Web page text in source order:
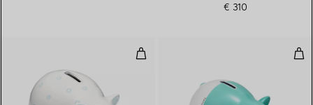
€ 310
Dot-Spardose aus Ton mit